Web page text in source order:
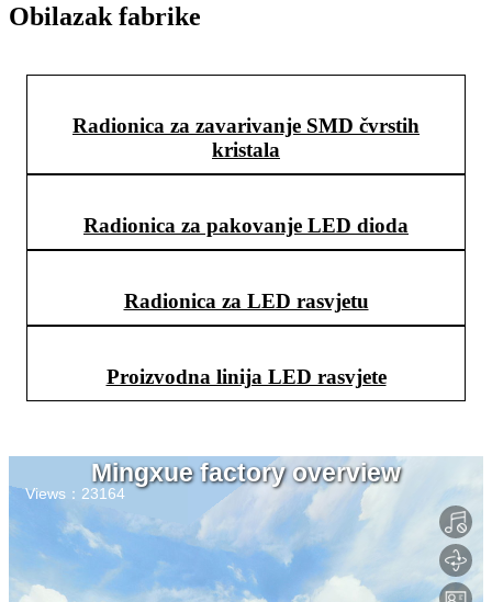
Obilazak fabrike
Radionica za zavarivanje SMD čvrstih
kristala
Radionica za pakovanje LED dioda
Radionica za LED rasvjetu
Proizvodna linija LED rasvjete